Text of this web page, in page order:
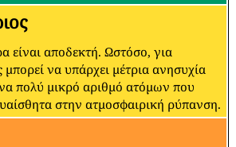
είναι αποδεκτή. Ωστόσο, για
να υπάρχει μέτρια ανησυχία
πολύ μικρό αριθμό ατόμων που
στην ατμοσφαιρική ρύπανση.